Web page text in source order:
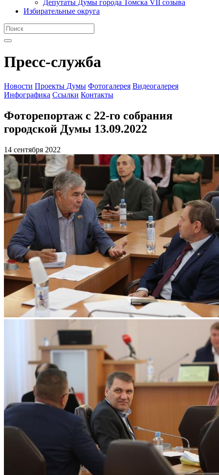
Депутаты Думы города Томска VII созыва
Избирательные округа
Пресс-служба
Новости Проекты Думы Фотогалерея Видеогалерея
Инфографика Ссылки Контакты
Фоторепортаж с 22-го собрания
городской Думы 13.09.2022
14 сентября 2022